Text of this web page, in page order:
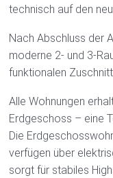
technisch auf den
Nach Abschluss der
moderne 2- und 3-
funktionalen
Alle Wohnungen
Erdgeschoss – eine
Die
verfügen über
sorgt für stabiles